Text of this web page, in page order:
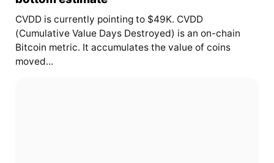
CVDD is currently pointing to $49K. CVDD
(Cumulative Value Days Destroyed) is an on-chain
Bitcoin metric. It accumulates the value of coins
moved...